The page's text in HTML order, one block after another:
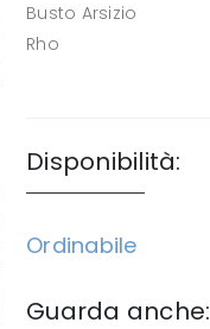
Busto Arsizio
Rho
Disponibilità:
Ordinabile
Guarda anche: